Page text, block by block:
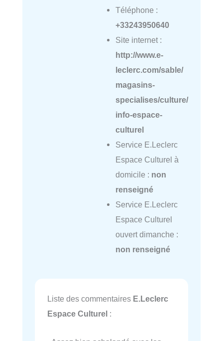
Téléphone :
+33243950640
Site internet :
http://www.e-
leclerc.com/sable/
magasins-
specialises/culture/
info-espace-
culturel
Service E.Leclerc
Espace Culturel à
domicile : non
renseigné
Service E.Leclerc
Espace Culturel
ouvert dimanche :
non renseigné
Liste des commentaires E.Leclerc
Espace Culturel :